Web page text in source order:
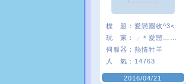
標 題： 愛戀團收^3<
玩 家：
伺服器： 熱情牡羊
人 氣： 14763
2016/04/21